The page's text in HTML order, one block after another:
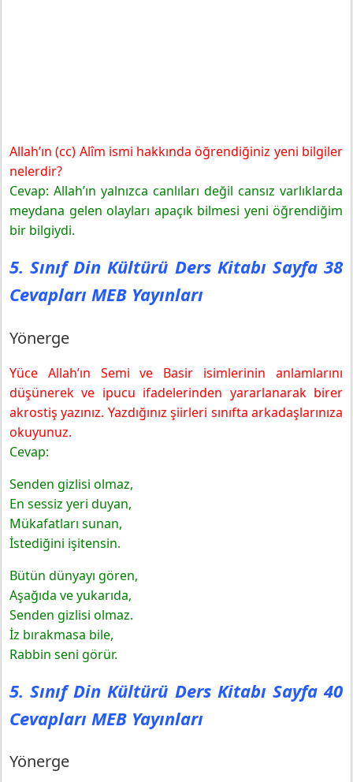
Allah’ın (cc) Alîm ismi hakkında öğrendiğiniz yeni bilgiler
nelerdir?
Cevap: Allah’ın yalnızca canlıları değil cansız varlıklarda
meydana gelen olayları apaçık bilmesi yeni öğrendiğim
bir bilgiydi.
5. Sınıf Din Kültürü Ders Kitabı Sayfa 38
Cevapları MEB Yayınları
Yönerge
Yüce Allah’ın Semi ve Basir isimlerinin anlamlarını
düşünerek ve ipucu ifadelerinden yararlanarak birer
akrostiş yazınız. Yazdığınız şiirleri sınıfta arkadaşlarınıza
okuyunuz.
Cevap:
Senden gizlisi olmaz,
En sessiz yeri duyan,
Mükafatları sunan,
İstediğini işitensin.
Bütün dünyayı gören,
Aşağıda ve yukarıda,
Senden gizlisi olmaz.
İz bırakmasa bile,
Rabbin seni görür.
5. Sınıf Din Kültürü Ders Kitabı Sayfa 40
Cevapları MEB Yayınları
Yönerge